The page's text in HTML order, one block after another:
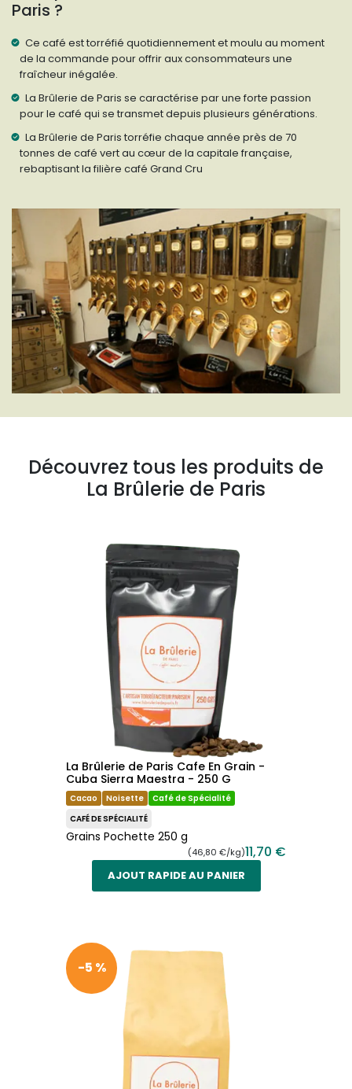
Paris ?
Ce café est torréfié quotidiennement et moulu au moment
de la commande pour offrir aux consommateurs une
fraîcheur inégalée.
La Brûlerie de Paris se caractérise par une forte passion
pour le café qui se transmet depuis plusieurs générations.
La Brûlerie de Paris torréfie chaque année près de 70
tonnes de café vert au cœur de la capitale française,
rebaptisant la filière café Grand Cru
Découvrez tous les produits de
La Brûlerie de Paris
La Brûlerie de Paris Cafe En Grain -
Cuba Sierra Maestra - 250 G
Cacao Noisette
Café de Spécialité
CAFÉ DE SPÉCIALITÉ
Grains Pochette 250 g
(46,80 €/kg)11,70 €
AJOUT RAPIDE AU PANIER
-5 %